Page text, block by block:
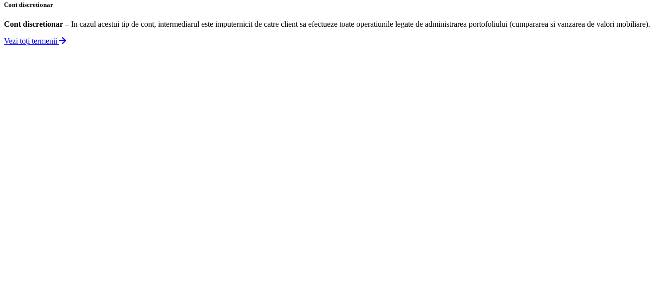
Cont discretionar
Cont discretionar –In cazul acestui tip de cont, intermediarul este imputernicit de catre client sa efectueze toate operatiunile legate de administrarea portofoliului (cumpararea si vanzarea de valori mobiliare).
Vezi toți termenii